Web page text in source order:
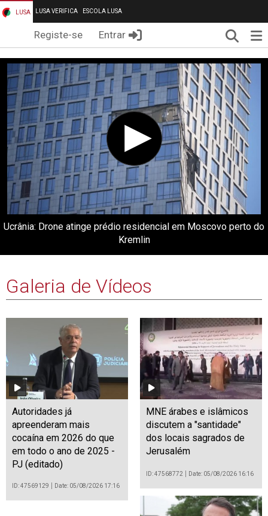
LUSA LUSA VERIFICA ESCOLA LUSA
Registe-se Entrar
Ucrânia: Drone atinge prédio residencial em Moscovo perto do
Kremlin
Galeria de Vídeos
Autoridades já
apreenderam mais
cocaína em 2026 do que
em todo o ano de 2025 -
PJ (editado)
ID: 47569129 Date: 05/08/2026 17:16
MNE árabes e islâmicos
discutem a "santidade"
dos locais sagrados de
Jerusalém
ID: 47568772 Date: 05/08/2026 16:16